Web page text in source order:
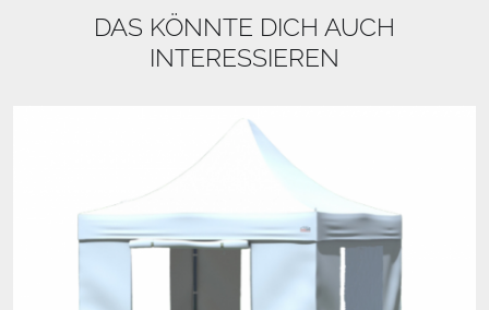
DAS KÖNNTE DICH AUCH
INTERESSIEREN